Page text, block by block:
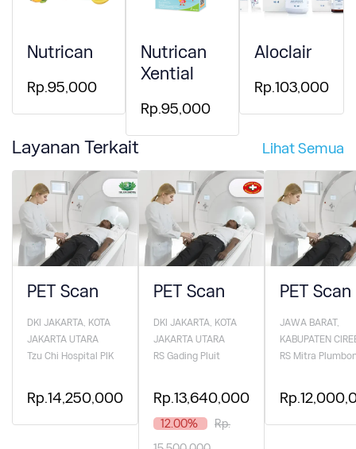
Nutrican
Rp.95,000
Nutrican
Xential
Rp.95,000
Aloclair
Rp.103,000
Layanan Terkait Lihat Semua
PET Scan
DKI JAKARTA, KOTA
JAKARTA UTARA
Tzu Chi Hospital PIK
Rp.14,250,000
PET Scan
DKI JAKARTA, KOTA
JAKARTA UTARA
RS Gading Pluit
Rp.13,640,000
12.00%
Rp.
PET Scan
JAWA BARAT,
KABUPATEN
RS Mitra